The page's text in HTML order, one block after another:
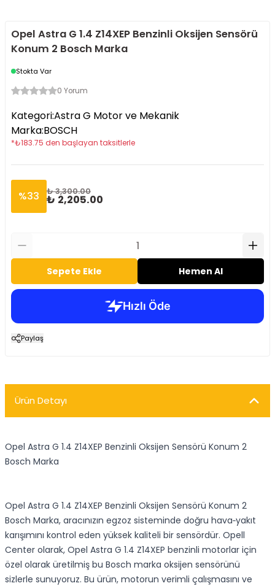
Opel Astra G 1.4 Z14XEP Benzinli Oksijen Sensörü
Konum 2 Bosch Marka
Stokta Var
0 Yorum
Kategori:Astra G Motor ve Mekanik
Marka:BOSCH
*₺183.75 den başlayan taksitlerle
%33 ₺ 3,300.00
₺ 2,205.00
Sepete Ekle Hemen Al
Paylaş
Ürün Detayı
Opel Astra G 1.4 Z14XEP Benzinli Oksijen Sensörü Konum 2
Bosch Marka
Opel Astra G 1.4 Z14XEP Benzinli Oksijen Sensörü Konum 2
Bosch Marka, aracınızın egzoz sisteminde doğru hava‑yakıt
karışımını kontrol eden yüksek kaliteli bir sensördür. Opell
Center olarak, Opel Astra G 1.4 Z14XEP benzinli motorlar için
özel olarak üretilmiş bu Bosch marka oksijen sensörünü
sizlerle sunuyoruz. Bu ürün, motorun verimli çalışmasını ve